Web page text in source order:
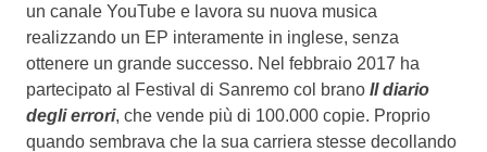
un canale YouTube e lavora su nuova musica
realizzando un EP interamente in inglese, senza
ottenere un grande successo. Nel febbraio 2017 ha
partecipato al Festival di Sanremo col brano Il diario
degli errori, che vende più di 100.000 copie. Proprio
quando sembrava che la sua carriera stesse decollando